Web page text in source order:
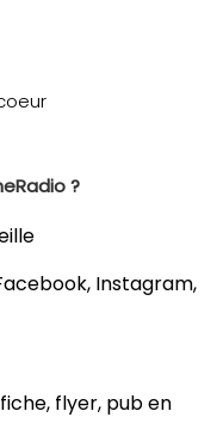
?
Instagram,
flyer, pub en